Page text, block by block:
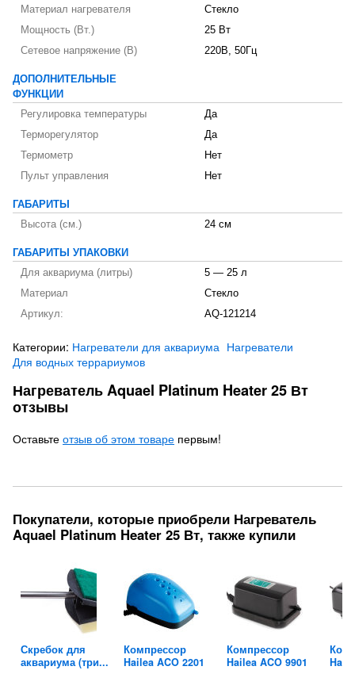
Материал нагревателя
Стекло
Мощность (Вт.)
25 Вт
Сетевое напряжение (В)
220В, 50Гц
ДОПОЛНИТЕЛЬНЫЕ
ФУНКЦИИ
Регулировка температуры
Да
Терморегулятор
Да
Термометр
Нет
Пульт управления
Нет
ГАБАРИТЫ
Высота (см.)
24 см
ГАБАРИТЫ УПАКОВКИ
Для аквариума (литры)
5 — 25 л
Материал
Стекло
Артикул:
AQ-121214
Категории: Нагреватели для аквариума Нагреватели
Для водных террариумов
Нагреватель Aquael Platinum Heater 25 Вт
отзывы
Оставьте отзыв об этом товаре первым!
Покупатели, которые приобрели Нагреватель
Aquael Platinum Heater 25 Вт, также купили
Скребок для
аквариума (три...
Компрессор
Hailea ACO 2201
Компрессор
Hailea ACO 9901